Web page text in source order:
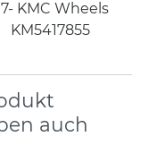
KMC Wheels
KM5417855
auch